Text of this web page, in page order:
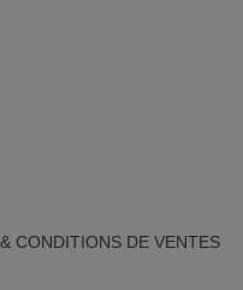
CONDITIONS DE VENTES